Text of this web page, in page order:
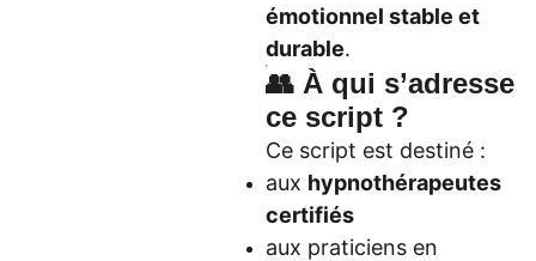
émotionnel stable et
durable.
👥 À qui s’adresse
ce script ?
Ce script est destiné :
aux hypnothérapeutes
certifiés
aux praticiens en